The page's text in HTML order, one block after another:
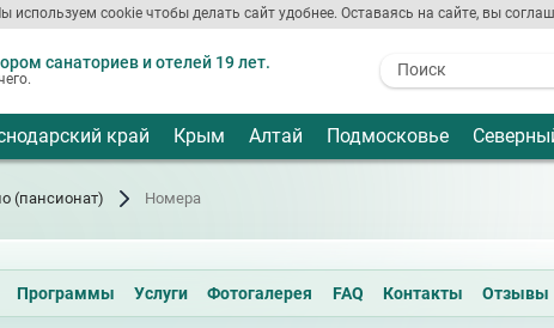
используем cookie чтобы делать сайт удобнее. Оставаясь на сайте, вы
санаториев и отелей 19 лет.
- I agree to the processing of my
край Крым Алтай Подмосковье
(пансионат) Номера
Программы Услуги Фотогалерея FAQ Контакты Отзывы